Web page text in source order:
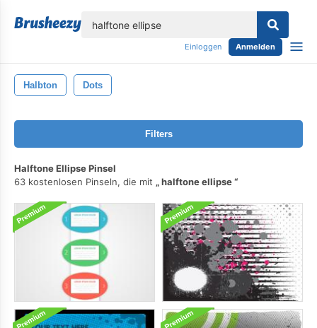
Einloggen Anmelden
Halbton Dots
Filters
Halftone Ellipse Pinsel
63 kostenlosen Pinseln, die mit
halftone ellipse